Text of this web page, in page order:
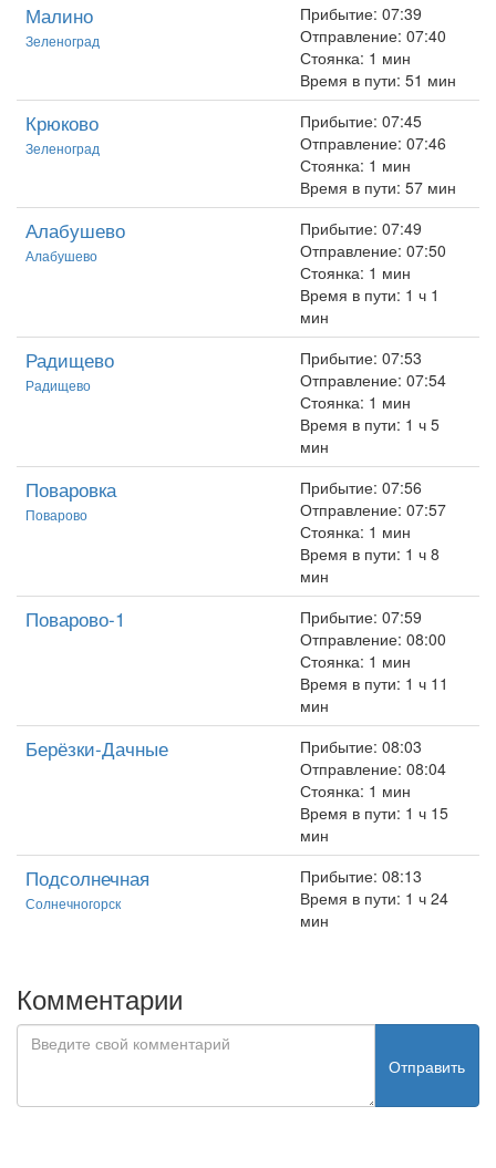
Малино
Зеленоград
Прибытие: 07:39
Отправление: 07:40
Стоянка: 1 мин
Время в пути: 51 мин
Крюково
Зеленоград
Прибытие: 07:45
Отправление: 07:46
Стоянка: 1 мин
Время в пути: 57 мин
Алабушево
Алабушево
Прибытие: 07:49
Отправление: 07:50
Стоянка: 1 мин
Время в пути: 1 ч 1
мин
Радищево
Радищево
Прибытие: 07:53
Отправление: 07:54
Стоянка: 1 мин
Время в пути: 1 ч 5
мин
Поваровка
Поварово
Прибытие: 07:56
Отправление: 07:57
Стоянка: 1 мин
Время в пути: 1 ч 8
мин
Поварово-1
Прибытие: 07:59
Отправление: 08:00
Стоянка: 1 мин
Время в пути: 1 ч 11
мин
Берёзки-Дачные
Прибытие: 08:03
Отправление: 08:04
Стоянка: 1 мин
Время в пути: 1 ч 15
мин
Подсолнечная
Солнечногорск
Прибытие: 08:13
Время в пути: 1 ч 24
мин
Комментарии
Отправить